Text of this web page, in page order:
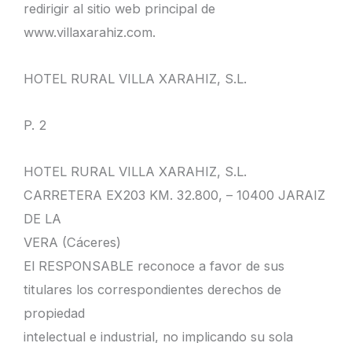
redirigir al sitio web principal de
www.villaxarahiz.com.
HOTEL RURAL VILLA XARAHIZ, S.L.
P. 2
HOTEL RURAL VILLA XARAHIZ, S.L.
CARRETERA EX203 KM. 32.800, – 10400 JARAIZ
DE LA
VERA (Cáceres)
El RESPONSABLE reconoce a favor de sus
titulares los correspondientes derechos de
propiedad
intelectual e industrial, no implicando su sola